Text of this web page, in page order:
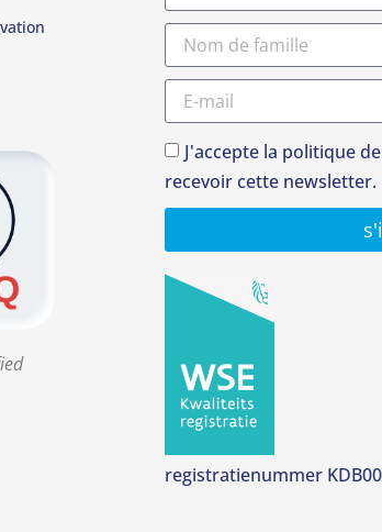
J'accepte la politique
recevoir cette newsletter.
registratienummer